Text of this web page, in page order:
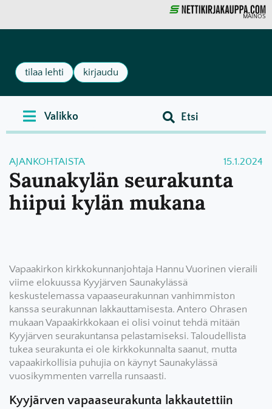
MAINOS
tilaa lehti kirjaudu
AJANKOHTAISTA 15.1.2024
Saunakylän seurakunta
hiipui kylän mukana
Vapaakirkon kirkkokunnanjohtaja Hannu Vuorinen vieraili
viime elokuussa Kyyjärven Saunakylässä
keskustelemassa vapaaseurakunnan vanhimmiston
kanssa seurakunnan lakkauttamisesta. Antero Ohrasen
mukaan Vapaakirkkokaan ei olisi voinut tehdä mitään
Kyyjärven seurakuntansa pelastamiseksi. Taloudellista
tukea seurakunta ei ole kirkkokunnalta saanut, mutta
vapaakirkollisia puhujia on käynyt Saunakylässä
vuosikymmenten varrella runsaasti.
Kyyjärven vapaaseurakunta lakkautettiin